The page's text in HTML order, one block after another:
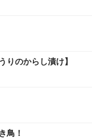
りのからし漬け】
鳥！